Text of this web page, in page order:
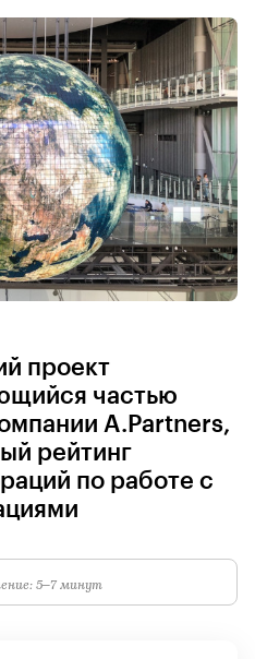
проект
частью
A.Partners,
рейтинг
по работе с
5–7 минут